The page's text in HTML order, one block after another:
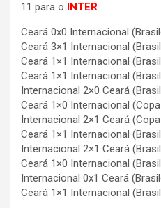
11 para o INTER
Ceará 0x0 Internacional
Ceará 3×1 Internacional
Ceará 1×1 Internacional
Ceará 1×1 Internacional
Internacional 2×0 Ceará
Ceará 1×0 Internacional
Internacional 2×1 Ceará
Ceará 1×1 Internacional
Internacional 2×1 Ceará
Ceará 1×0 Internacional
Internacional 0x1 Ceará
Ceará 1×1 Internacional